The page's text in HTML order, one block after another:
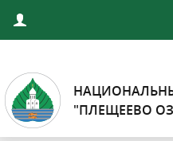
"ПЛЕЩЕЕВО